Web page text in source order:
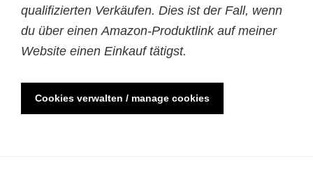
qualifizierten Verkäufen. Dies ist der Fall, wenn
du über einen Amazon-Produktlink auf meiner
Website einen Einkauf tätigst.
Cookies verwalten / manage cookies